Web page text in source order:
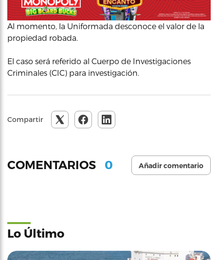
Al momento, la Uniformada desconoce el valor de la
propiedad robada.
El caso será referido al Cuerpo de Investigaciones
Criminales (CIC) para investigación.
Compartir
COMENTARIOS 0 Añadir comentario
Lo Último